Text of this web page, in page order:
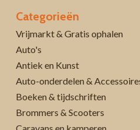
Categorieën
Vrijmarkt & Gratis ophalen
Auto's
Antiek en Kunst
Auto-onderdelen &
Boeken & tijdschriften
Brommers & Scooters
Caravans en kamperen